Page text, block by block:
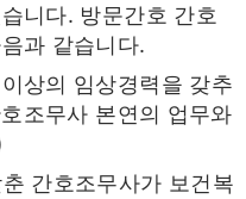
니다. 방문간호 간호
과 같습니다.
상의 임상경력을 갖추
조무사 본연의 업무와
간호조무사가 보건복